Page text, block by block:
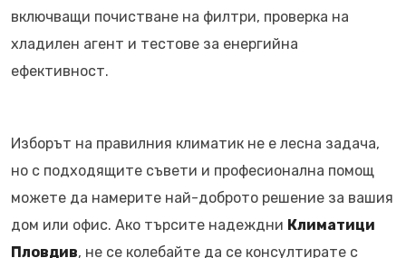
включващи почистване на филтри, проверка на
хладилен агент и тестове за енергийна
ефективност.
Изборът на правилния климатик не е лесна задача,
но с подходящите съвети и професионална помощ
можете да намерите най-доброто решение за вашия
дом или офис. Ако търсите надеждни Климатици
Пловдив, не се колебайте да се консултирате с